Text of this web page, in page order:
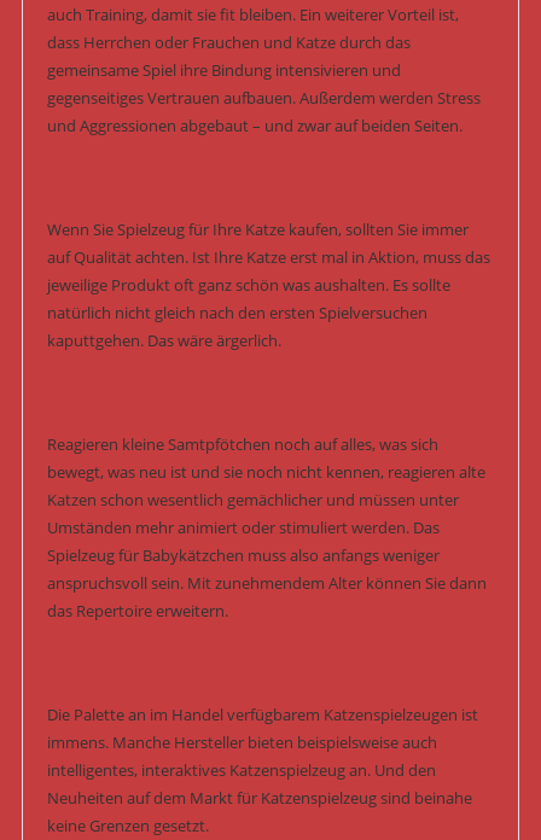
auch Training, damit sie fit bleiben. Ein weiterer Vorteil ist,
dass Herrchen oder Frauchen und Katze durch das
gemeinsame Spiel ihre Bindung intensivieren und
gegenseitiges Vertrauen aufbauen. Außerdem werden Stress
und Aggressionen abgebaut – und zwar auf beiden Seiten.
Wenn Sie Spielzeug für Ihre Katze kaufen, sollten Sie immer
auf Qualität achten. Ist Ihre Katze erst mal in Aktion, muss das
jeweilige Produkt oft ganz schön was aushalten. Es sollte
natürlich nicht gleich nach den ersten Spielversuchen
kaputtgehen. Das wäre ärgerlich.
Reagieren kleine Samtpfötchen noch auf alles, was sich
bewegt, was neu ist und sie noch nicht kennen, reagieren alte
Katzen schon wesentlich gemächlicher und müssen unter
Umständen mehr animiert oder stimuliert werden. Das
Spielzeug für Babykätzchen muss also anfangs weniger
anspruchsvoll sein. Mit zunehmendem Alter können Sie dann
das Repertoire erweitern.
Die Palette an im Handel verfügbarem Katzenspielzeugen ist
immens. Manche Hersteller bieten beispielsweise auch
intelligentes, interaktives Katzenspielzeug an. Und den
Neuheiten auf dem Markt für Katzenspielzeug sind beinahe
keine Grenzen gesetzt.